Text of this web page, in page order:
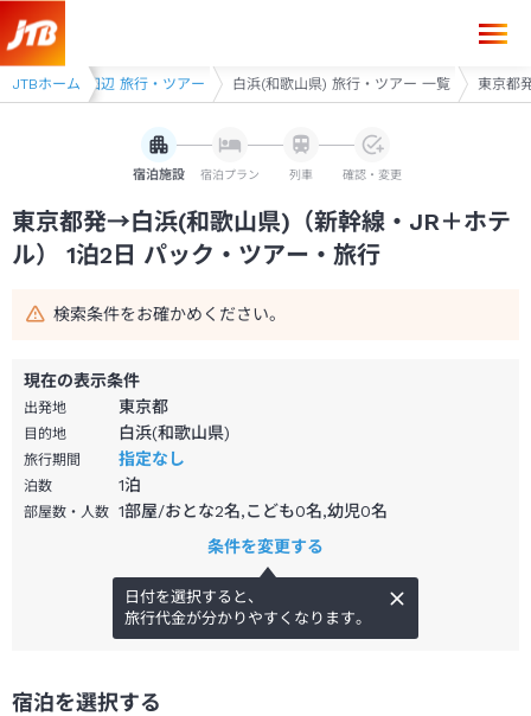
JTBホーム白浜・田辺 旅行・ツアー 白浜(和歌山県) 旅行・ツアー 一覧 東京都
宿泊施設 宿泊プラン 列車 確認・変更
東京都発→白浜(和歌山県)（新幹線・JR＋ホテ
ル） 1泊2日 パック・ツアー・旅行
検索条件をお確かめください。
現在の表示条件
出発地 東京都
目的地 白浜(和歌山県)
旅行期間 指定なし
泊数 1泊
部屋数・人数 1部屋/おとな2名,こども0名,幼児0名
条件を変更する
日付を選択すると、
旅行代金が分かりやすくなります。
宿泊を選択する